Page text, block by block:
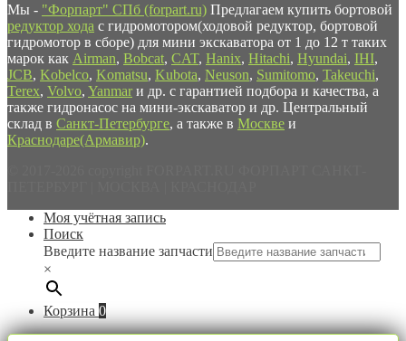
Мы - "Форпарт" СПб (forpart.ru) Предлагаем купить бортовой
редуктор хода с гидромотором(ходовой редуктор, бортовой
гидромотор в сборе) для мини экскаватора от 1 до 12 т таких
марок как Airman, Bobcat, CAT, Hanix, Hitachi, Hyundai, IHI,
JCB, Kobelco, Komatsu, Kubota, Neuson, Sumitomo, Takeuchi,
Terex, Volvo, Yanmar и др. с гарантией подбора и качества, а
также гидронасос на мини-экскаватор и др. Центральный
склад в Санкт-Петербурге, а также в Москве и
Краснодаре(Армавир).
Моя учётная запись
Поиск
Введите название запчасти
×
Корзина 0